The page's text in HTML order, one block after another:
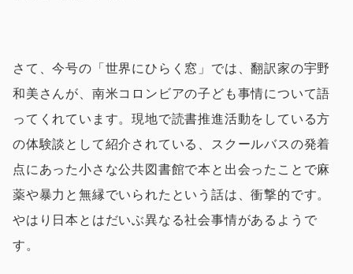
さて、今号の「世界にひらく窓」では、翻訳家の宇野
和美さんが、南米コロンビアの子ども事情について語
ってくれています。現地で読書推進活動をしている方
の体験談として紹介されている、スクールバスの発着
点にあった小さな公共図書館で本と出会ったことで麻
薬や暴力と無縁でいられたという話は、衝撃的です。
やはり日本とはだいぶ異なる社会事情があるようで
す。